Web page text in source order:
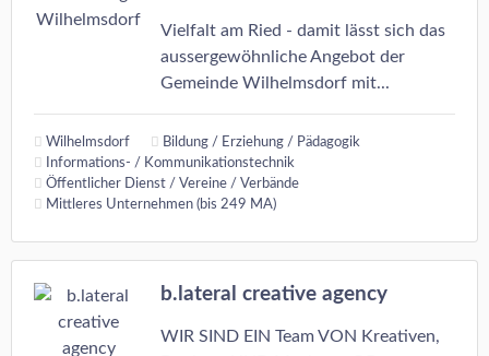
Vielfalt am Ried - damit lässt sich das
aussergewöhnliche Angebot der
Gemeinde Wilhelmsdorf mit...
Wilhelmsdorf
Bildung / Erziehung / Pädagogik
Informations- / Kommunikationstechnik
Öffentlicher Dienst / Vereine / Verbände
Mittleres Unternehmen (bis 249 MA)
b.lateral creative agency
WIR SIND EIN Team VON Kreativen,